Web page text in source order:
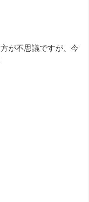
が不思議ですが、今